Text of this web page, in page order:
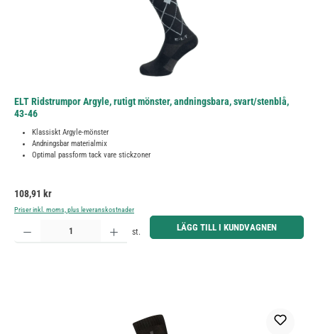
ELT Ridstrumpor Argyle, rutigt mönster, andningsbara, svart/stenblå,
43-46
Klassiskt Argyle-mönster
Andningsbar materialmix
Optimal passform tack vare stickzoner
Ordinarie pris:
108,91 kr
Priser inkl. moms, plus leveranskostnader
Produktkvantitet: Ange önskat belopp eller använd knapparna för att öka eller minska kvantiteten.
st. LÄGG TILL I KUNDVAGNEN